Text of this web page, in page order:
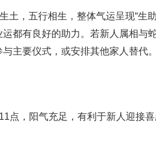
土，五行相生，整体气运呈现“生
都有良好的助力。若新人属相与
主要仪式，或安排其他家人替代。
点，阳气充足，有利于新人迎接喜